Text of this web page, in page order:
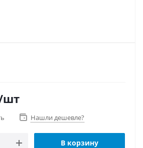
шт
Нашли дешевле?
В корзину